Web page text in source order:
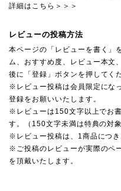
詳細はこちら＞＞＞
レビューの投稿方法
本ページの「レビューを書く」
ム、おすすめ度、レビュー本文
後に「登録」ボタンを押してく
※レビュー投稿は会員限定にな
登録をお願いいたします。
※レビューは150文字以上でお
す。（150文字未満は特典の対
※レビュー投稿は、1商品につき
※ご投稿のレビューが実際のペ
を頂戴いたします。